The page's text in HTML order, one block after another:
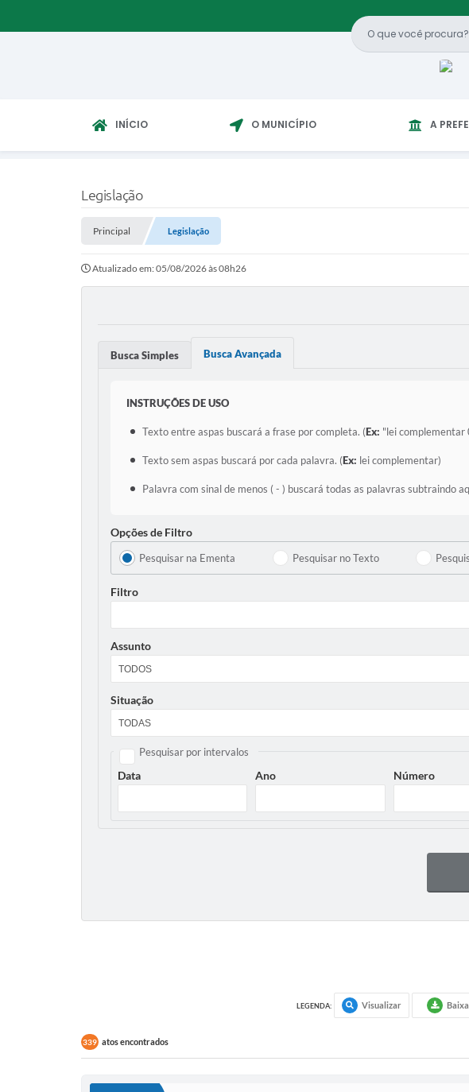
INÍCIO O MUNICÍPIO A
Legislação
Principal Legislação
Atualizado em: 05/08/2026 às 08h26
Busca Simples Busca Avançada
INSTRUÇÕES DE USO
Texto entre aspas buscará a frase por completa. (Ex: "lei
Texto sem aspas buscará por cada palavra. (Ex: lei complementar)
Palavra com sinal de menos ( - ) buscará todas as palavras subtraindo
Opções de Filtro
Pesquisar na Ementa Pesquisar no Texto
Filtro
Assunto
Situação
Pesquisar por intervalos
Data Ano Número
LEGENDA: Visualizar
339 atos encontrados